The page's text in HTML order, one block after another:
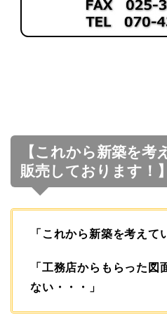
【これから新築を考
販売しております！】
「これから新築を考えて
「工務店からもらった図
ない・・・」